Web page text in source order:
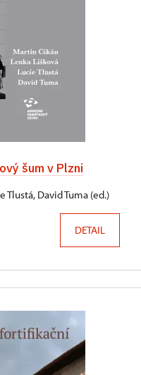
šum v Plzni
Tlustá, David Tuma (ed.)
DETAIL